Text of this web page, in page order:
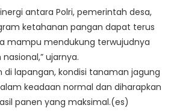
antara Polri, pemerintah desa,
ketahanan pangan dapat terus
mampu mendukung terwujudnya
ujarnya.
di lapangan, kondisi tanaman jagung
keadaan normal dan diharapkan
panen yang maksimal.(es)